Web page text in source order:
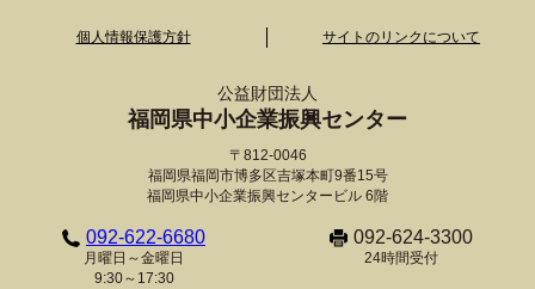
個人情報保護方針 サイトのリンクについて
公益財団法人
福岡県中小企業振興センター
〒812-0046
福岡県福岡市博多区吉塚本町9番15号
福岡県中小企業振興センタービル 6階
092-622-6680
月曜日～金曜日
9:30～17:30
092-624-3300
24時間受付